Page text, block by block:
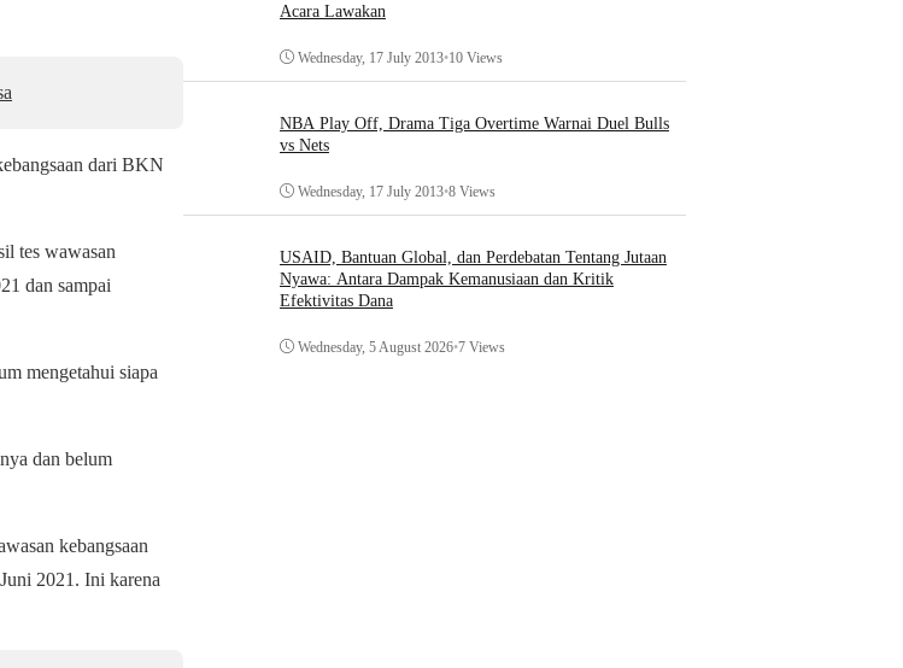
dari BKN
tes wawasan
dan sampai
mengetahui siapa
dan belum
kebangsaan
2021. Ini karena
Acara Lawakan
Wednesday, 17 July 2013•10 Views
NBA Play Off, Drama Tiga Overtime Warnai Duel Bulls
vs Nets
Wednesday, 17 July 2013•8 Views
USAID, Bantuan Global, dan Perdebatan Tentang Jutaan
Nyawa: Antara Dampak Kemanusiaan dan Kritik
Efektivitas Dana
Wednesday, 5 August 2026•7 Views